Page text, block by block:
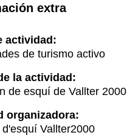
extra
actividad:
de turismo activo
la actividad:
de esquí de Vallter 2000
organizadora:
Vallter2000